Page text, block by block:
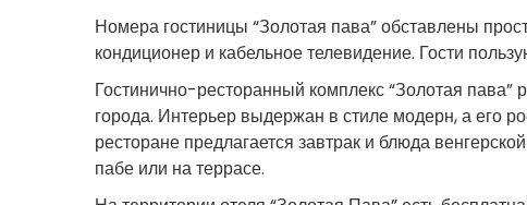
Номера гостиницы “Золотая пава” обставлены
кондиционер и кабельное телевидение. Гости
Гостинично-ресторанный комплекс “Золотая
города. Интерьер выдержан в стиле модерн, а его
ресторане предлагается завтрак и блюда
пабе или на террасе.